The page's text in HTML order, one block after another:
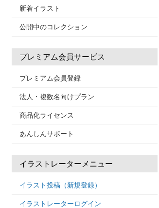
新着イラスト
公開中のコレクション
プレミアム会員サービス
プレミアム会員登録
法人・複数名向けプラン
商品化ライセンス
あんしんサポート
イラストレーターメニュー
イラスト投稿（新規登録）
イラストレーターログイン